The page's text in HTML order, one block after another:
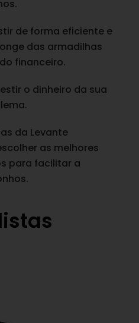
de forma eficiente e
das armadilhas
financeiro.
o dinheiro da sua
da Levante
as melhores
para facilitar a